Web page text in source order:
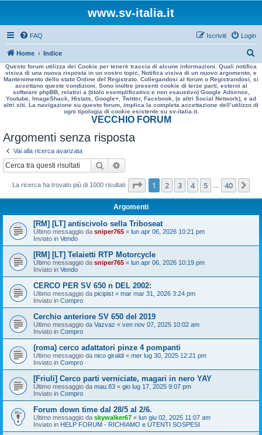
www.sv-italia.it
FAQ Login
Iscriviti
Home Indice
e
r
a
Questo forum utilizza dei Cookie per tenere traccia di alcune informazioni. Quali notifica
visiva di una nuova risposta in un vostro topic, Notifica visiva di un nuovo argomento, e
Mantenimento dello stato Online del Registrato. Collegandosi al forum o Registrandosi, si
accettano queste condizioni. Sono inoltre presenti cookie di terze parti, esterni al
software phpBB, relativi a (titolo esemplificativo e non esaustivo) Google Adsense,
Youtube, ImageShack, Histats, Google+, Twitter, Facebook, (e altri Social Network), e ad
altri siti. La navigazione su questo forum, implica la completa accettazione dell’utilizzo di
ogni tipologia di cookie esistente su sv-italia.it.
VECCHIO FORUM
Argomenti senza risposta
Vai alla ricerca avanzata
Cerca
La ricerca ha trovato più di 1000 risultati Pagina di 40
1 2 3 4 5 40
Argomenti
[RM] [LT] antiscivolo sella Triboseat
Ultimo messaggio da sniper765 « lun apr 06, 2026 10:21 pm
Inviato in Vendo
[RM] [LT] Telaietti RTP Motorcycle
Ultimo messaggio da sniper765 « lun apr 06, 2026 10:19 pm
Inviato in Vendo
CERCO PER SV 650 n DEL 2002:
Ultimo messaggio da picipist « mar mar 31, 2026 3:24 pm
Inviato in Compro
Cerchio anteriore SV 650 del 2019
Ultimo messaggio da Vazvaz « ven nov 07, 2025 10:02 am
Inviato in Compro
(roma) cerco adattatori pinze 4 pompanti
Ultimo messaggio da nico giraldi « mer lug 30, 2025 12:21 pm
Inviato in Compro
[Friuli] Cerco parti verniciate, magari in nero YAY
Ultimo messaggio da mau.83 « gio lug 17, 2025 9:07 pm
Inviato in Compro
Forum down time dal 28/5 al 2/6.
Ultimo messaggio da skywalker67 « lun giu 02, 2025 11:07 am
Inviato in HELP FORUM - RICHIAMO e UTENTI SOSPESI